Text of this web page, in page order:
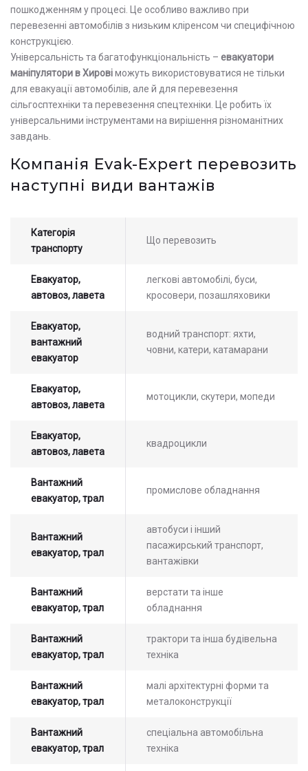
пошкодженням у процесі. Це особливо важливо при
перевезенні автомобілів з низьким кліренсом чи специфічною
конструкцією.
Універсальність та багатофункціональність – евакуатори
маніпулятори в Хировіможуть використовуватися не тільки
для евакуації автомобілів, але й для перевезення
сільгосптехніки та перевезення спецтехніки. Це робить їх
універсальними інструментами на вирішення різноманітних
завдань.
Компанія Evak-Expert перевозить
наступні види вантажів
Категорія
транспорту
Що перевозить
Евакуатор,
автовоз, лавета
легкові автомобілі, буси,
кросовери, позашляховики
Евакуатор,
вантажний
евакуатор
водний транспорт: яхти,
човни, катери, катамарани
Евакуатор,
автовоз, лавета
мотоцикли, скутери, мопеди
Евакуатор,
автовоз, лавета
квадроцикли
Вантажний
евакуатор, трал
промислове обладнання
Вантажний
евакуатор, трал
автобуси і інший
пасажирський транспорт,
вантажівки
Вантажний
евакуатор, трал
верстати та інше
обладнання
Вантажний
евакуатор, трал
трактори та інша будівельна
техніка
Вантажний
евакуатор, трал
малі архітектурні форми та
металоконструкції
Вантажний
евакуатор, трал
спеціальна автомобільна
техніка